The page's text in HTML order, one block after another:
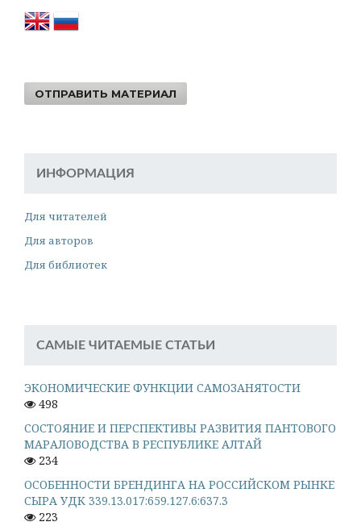
ОТПРАВИТЬ МАТЕРИАЛ
ИНФОРМАЦИЯ
Для читателей
Для авторов
Для библиотек
САМЫЕ ЧИТАЕМЫЕ СТАТЬИ
ЭКОНОМИЧЕСКИЕ ФУНКЦИИ САМОЗАНЯТОСТИ
498
СОСТОЯНИЕ И ПЕРСПЕКТИВЫ РАЗВИТИЯ ПАНТОВОГО
МАРАЛОВОДСТВА В РЕСПУБЛИКЕ АЛТАЙ
234
ОСОБЕННОСТИ БРЕНДИНГА НА РОССИЙСКОМ РЫНКЕ
СЫРА УДК 339.13.017:659.127.6:637.3
223